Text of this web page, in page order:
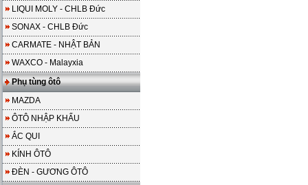
LIQUI MOLY - CHLB Đức
SONAX - CHLB Đức
CARMATE - NHẬT BẢN
WAXCO - Malayxia
Phụ tùng ôtô
MAZDA
ÔTÔ NHẬP KHẨU
ẮC QUI
KÍNH ÔTÔ
ĐÈN - GƯƠNG ÔTÔ